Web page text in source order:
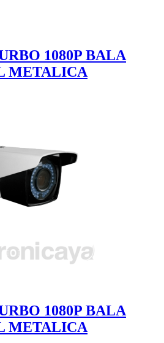
1080P BALA
METALICA
1080P BALA
METALICA